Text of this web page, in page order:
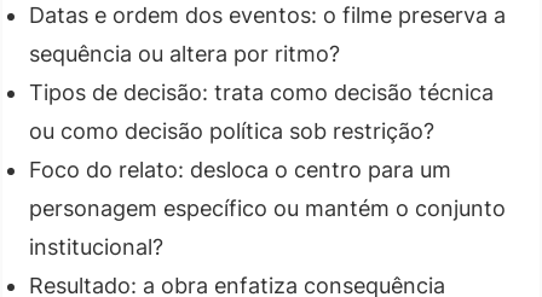
Datas e ordem dos eventos: o filme preserva a
sequência ou altera por ritmo?
Tipos de decisão: trata como decisão técnica
ou como decisão política sob restrição?
Foco do relato: desloca o centro para um
personagem específico ou mantém o conjunto
institucional?
Resultado: a obra enfatiza consequência